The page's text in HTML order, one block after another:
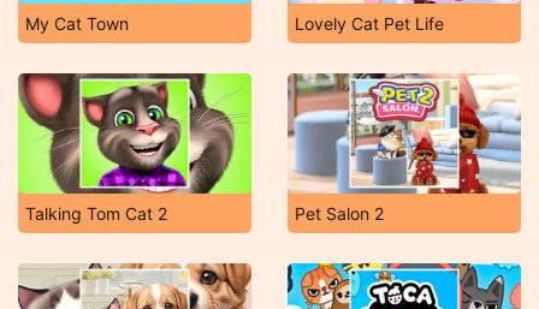
My Cat Town Lovely Cat Pet Life
Talking Tom Cat 2 Pet Salon 2